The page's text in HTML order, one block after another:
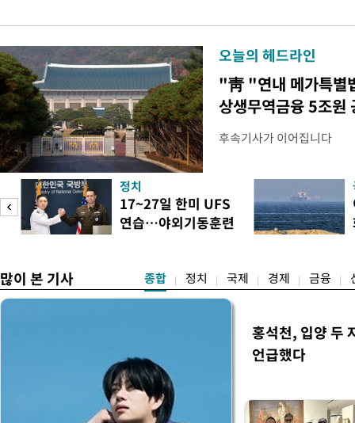
오늘의 헤드라인
"靑 "연내 메가특별
상생무역금융 5조원
후속기사가 이어집니다
정치
17~27일 한미 UFS
연습…야외기동훈련
많이 본 기사 종합 정치 국제 경제 금융
홍석천, 입양 두
언급했다